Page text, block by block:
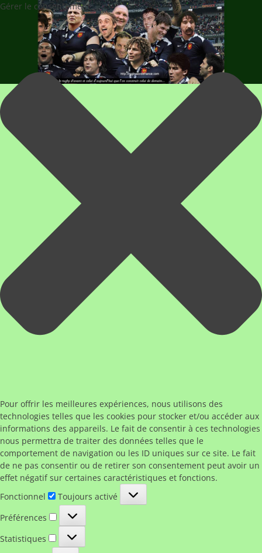
Gérer le consentement
Pour offrir les meilleures expériences, nous utilisons des
technologies telles que les cookies pour stocker et/ou accéder aux
informations des appareils. Le fait de consentir à ces technologies
nous permettra de traiter des données telles que le
comportement de navigation ou les ID uniques sur ce site. Le fait
de ne pas consentir ou de retirer son consentement peut avoir un
effet négatif sur certaines caractéristiques et fonctions.
Fonctionnel
Toujours activé
Préférences
Statistiques